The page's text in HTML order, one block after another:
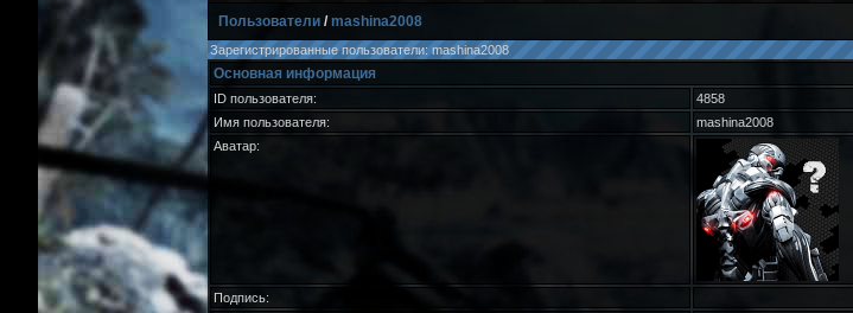
Пользователи/mashina2008
Зарегистрированные пользователи: mashina2008
Основная информация
ID пользователя:
4858
Имя пользователя:
mashina2008
Аватар:
Подпись: